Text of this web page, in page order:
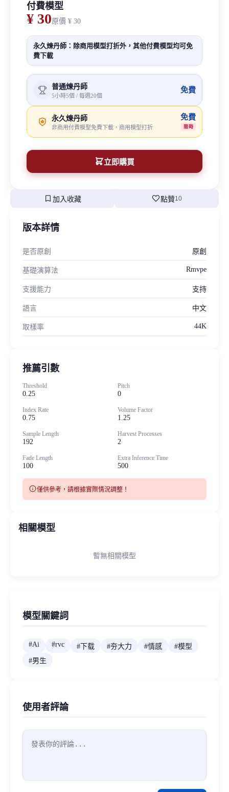
付費模型
¥ 30原價 ¥ 30
永久煉丹師：除商用模型打折外，其他付費模型均可免
費下載
普通煉丹師
5小時5個 / 每週20個
免費
永久煉丹師
非商用付費模型免費下載，商用模型打折
免費
限時
立即購買
bookmark 加入收藏 favorite點贊10
版本詳情
是否原創 原創
基礎演算法 Rmvpe
支援能力 支持
語言 中文
取樣率 44K
推薦引數
Threshold
0.25
Pitch
0
Index Rate
0.75
Volume Factor
1.25
Sample Length
192
Harvest Processes
2
Fade Length
100
Extra Inference Time
500
info僅供參考，請根據實際情況調整！
相關模型
暫無相關模型
模型關鍵詞
#Ai #rvc # 下载 #夯大力 #情感 #模型
#男生
使用者評論